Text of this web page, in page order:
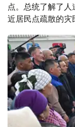
点。总统了解了
近居民点疏散的灾